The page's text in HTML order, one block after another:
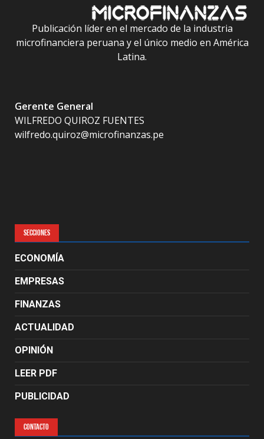
Publicación líder en el mercado de la industria
microfinanciera peruana y el único medio en América
Latina.
Gerente General
WILFREDO QUIROZ FUENTES
wilfredo.quiroz@microfinanzas.pe
SECCIONES
ECONOMÍA
EMPRESAS
FINANZAS
ACTUALIDAD
OPINIÓN
LEER PDF
PUBLICIDAD
CONTACTO